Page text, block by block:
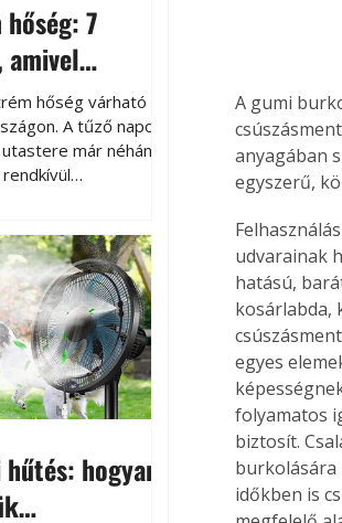
7
amivel
a nyári
hőség várható
A tűző napon
már néhány
Ez nemcsak a
kellemetlenné,
állapotára és a
tárgyakra is
lehet. Néhány
a hőség káros
hogyan
A gumi
anyagában
egyszerű,
udvarainak
hatású,
kosárlabda,
egyes
folyamatos
biztosít.
burkolására
időkben is